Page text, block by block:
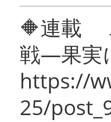
🔶連載
戦―果実
https://
25/